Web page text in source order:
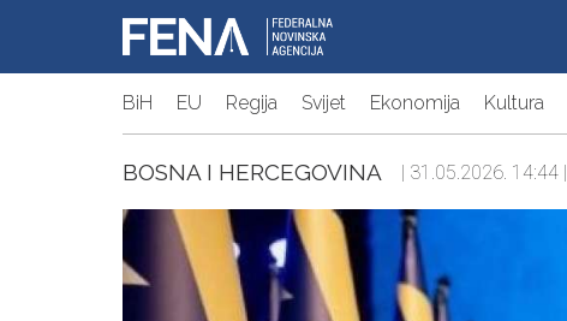
BiH EU Regija Svijet Ekonomija Kultura
BOSNA I HERCEGOVINA | 31.05.2026. 14:44 |